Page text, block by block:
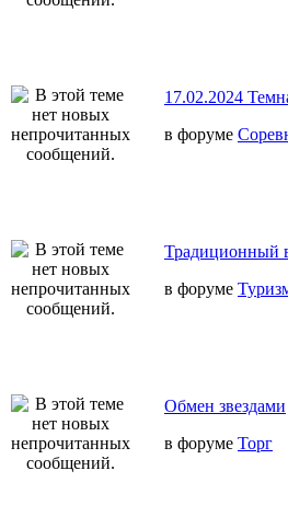
17.02.2024
в форуме
Традиционный
в форуме
Обмен звездами
в форуме Торг